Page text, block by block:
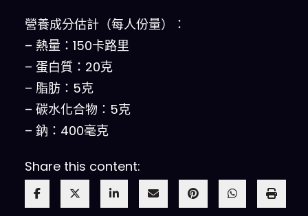
營養成分估計（每人份量）：
– 熱量：150卡路里
– 蛋白質：20克
– 脂肪：5克
– 碳水化合物：5克
– 鈉：400毫克
Share this content: